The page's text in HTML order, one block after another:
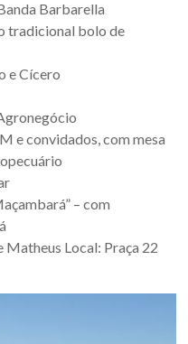
Barbarella
tradicional bolo de
e Cícero
e convidados, com mesa
– com
Matheus Local: Praça 22